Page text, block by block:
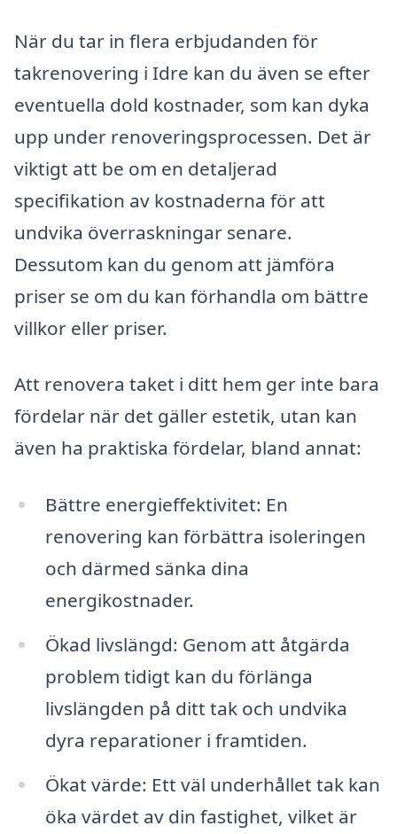
När du tar in flera erbjudanden för
takrenovering i Idre kan du även se efter
eventuella dold kostnader, som kan dyka
upp under renoveringsprocessen. Det är
viktigt att be om en detaljerad
specifikation av kostnaderna för att
undvika överraskningar senare.
Dessutom kan du genom att jämföra
priser se om du kan förhandla om bättre
villkor eller priser.
Att renovera taket i ditt hem ger inte bara
fördelar när det gäller estetik, utan kan
även ha praktiska fördelar, bland annat:
Bättre energieffektivitet: En
renovering kan förbättra isoleringen
och därmed sänka dina
energikostnader.
Ökad livslängd: Genom att åtgärda
problem tidigt kan du förlänga
livslängden på ditt tak och undvika
dyra reparationer i framtiden.
Ökat värde: Ett väl underhållet tak kan
öka värdet av din fastighet, vilket är